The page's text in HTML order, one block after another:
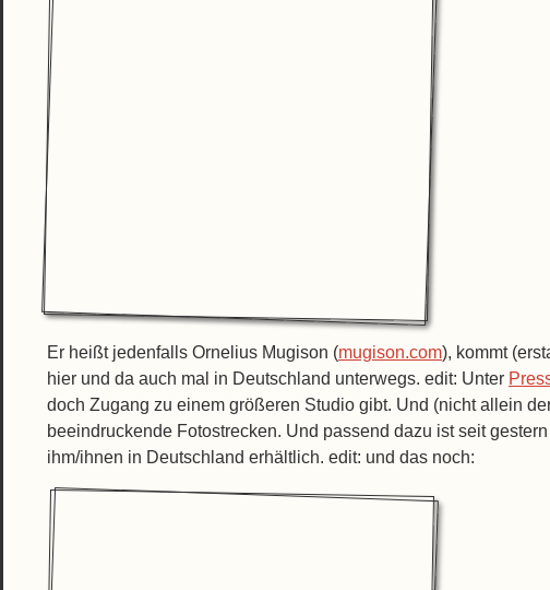
Er heißt jedenfalls Ornelius Mugison (mugison.com), kommt
hier und da auch mal in Deutschland unterwegs. edit: Unter
doch Zugang zu einem größeren Studio gibt. Und (nicht allein
beeindruckende Fotostrecken. Und passend dazu ist seit
ihm/ihnen in Deutschland erhältlich. edit: und das noch: